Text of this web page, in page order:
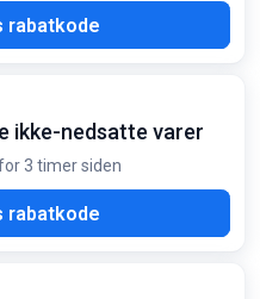
rabatkode
ikke-nedsatte varer
3 timer siden
rabatkode